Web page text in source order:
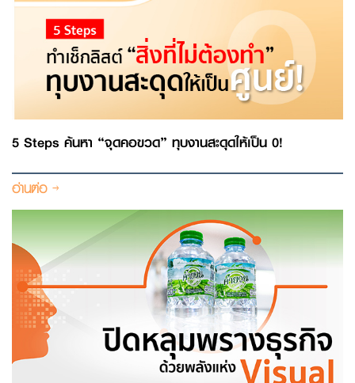
5 Steps ค้นหา “จุดคอขวด” ทุบงานสะดุดให้เป็น 0!
อ่านต่อ